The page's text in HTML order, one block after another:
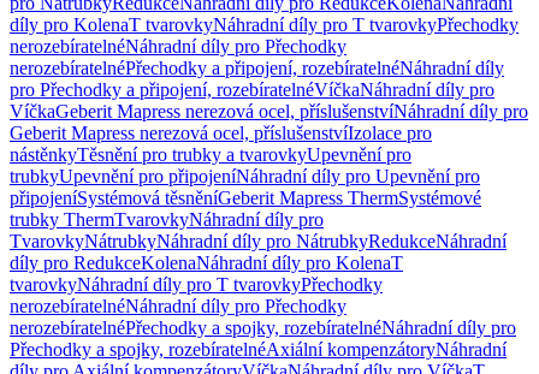
díly pro KolenaT tvarovkyNáhradní díly pro T tvarovkyPřechodky
nerozebíratelnéNáhradní díly pro Přechodky
nerozebíratelnéPřechodky a připojení, rozebíratelnéNáhradní díly
pro Přechodky a připojení, rozebíratelnéVíčkaNáhradní díly pro
VíčkaGeberit Mapress nerezová ocel, příslušenstvíNáhradní díly pro
Geberit Mapress nerezová ocel, příslušenstvíIzolace pro
nástěnkyTěsnění pro trubky a tvarovkyUpevnění pro
trubkyUpevnění pro připojeníNáhradní díly pro Upevnění pro
připojeníSystémová těsněníGeberit Mapress ThermSystémové
trubky ThermTvarovkyNáhradní díly pro
TvarovkyNátrubkyNáhradní díly pro NátrubkyRedukceNáhradní
díly pro RedukceKolenaNáhradní díly pro KolenaT
tvarovkyNáhradní díly pro T tvarovkyPřechodky
nerozebíratelnéNáhradní díly pro Přechodky
nerozebíratelnéPřechodky a spojky, rozebíratelnéNáhradní díly pro
Přechodky a spojky, rozebíratelnéAxiální kompenzátoryNáhradní